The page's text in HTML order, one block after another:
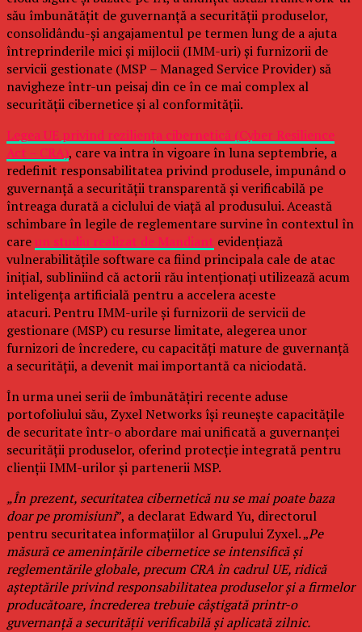
său îmbunătățit de guvernanță a securității produselor,
consolidându-și angajamentul pe termen lung de a ajuta
întreprinderile mici și mijlocii (IMM-uri) și furnizorii de
servicii gestionate (MSP – Managed Service Provider) să
navigheze într-un peisaj din ce în ce mai complex al
securității cibernetice și al conformității.
Legea UE privind reziliența cibernetică (Cyber Resilience
Act – CRA), care va intra în vigoare în luna septembrie, a
redefinit responsabilitatea privind produsele, impunând o
guvernanță a securității transparentă și verificabilă pe
întreaga durată a ciclului de viață al produsului. Această
schimbare în legile de reglementare survine în contextul în
careun studiu realizat de Mandiant evidențiază
vulnerabilitățile software ca fiind principala cale de atac
inițial, subliniind că actorii rău intenționați utilizează acum
inteligența artificială pentru a accelera aceste
atacuri. Pentru IMM-urile și furnizorii de servicii de
gestionare (MSP) cu resurse limitate, alegerea unor
furnizori de încredere, cu capacități mature de guvernanță
a securității, a devenit mai importantă ca niciodată.
În urma unei serii de îmbunătățiri recente aduse
portofoliului său, Zyxel Networks își reunește capacitățile
de securitate într-o abordare mai unificată a guvernanței
securității produselor, oferind protecție integrată pentru
clienții IMM-urilor și partenerii MSP.
„În prezent, securitatea cibernetică nu se mai poate baza
doar pe promisiuni”, a declarat Edward Yu, directorul
pentru securitatea informațiilor al Grupului Zyxel. „Pe
măsură ce amenințările cibernetice se intensifică și
reglementările globale, precum CRA în cadrul UE, ridică
așteptările privind responsabilitatea produselor și a firmelor
producătoare, încrederea trebuie câștigată printr-o
guvernanță a securității verificabilă și aplicată zilnic.